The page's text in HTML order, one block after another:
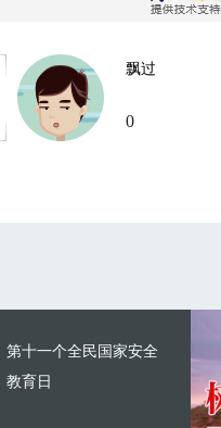
飘过
0
第十一个全民国家安全
教育日